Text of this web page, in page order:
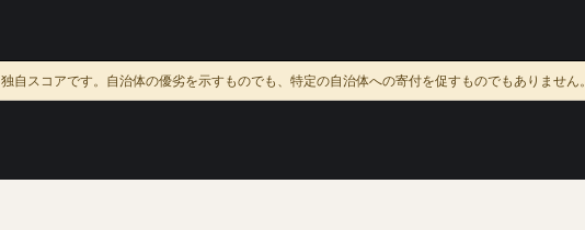
独自スコアです。自治体の優劣を示すものでも、特定の自治体への寄付を促すものでもありません。